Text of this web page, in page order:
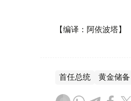
【编译：阿依波塔】
首任总统 黄金储备